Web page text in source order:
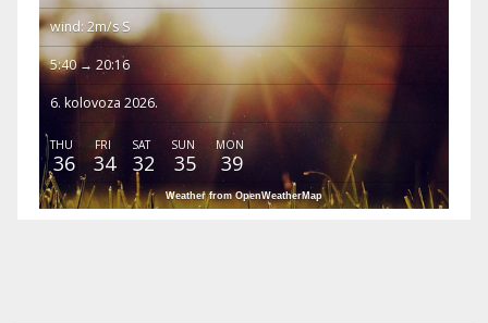
wind: 2m/s S
5:40 → 20:16
6. kolovoza 2026.
THU
36
FRI
34
SAT
32
SUN
35
MON
39
Weather from OpenWeatherMap